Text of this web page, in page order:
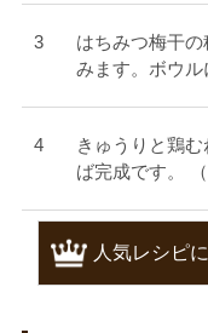
はちみつ梅干
みます。ボウル
きゅうりと鶏
ば完成です。
人気レシピ